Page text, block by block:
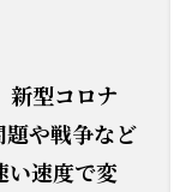
新型コロナ
題や戦争など
い速度で変